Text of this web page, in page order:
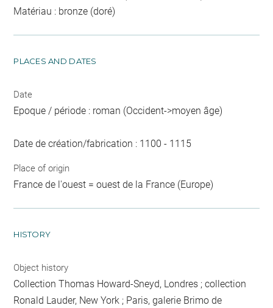
Matériau : bronze (doré)
PLACES AND DATES
Date
Epoque / période : roman (Occident->moyen âge)
Date de création/fabrication : 1100 - 1115
Place of origin
France de l'ouest = ouest de la France (Europe)
HISTORY
Object history
Collection Thomas Howard-Sneyd, Londres ; collection
Ronald Lauder, New York ; Paris, galerie Brimo de